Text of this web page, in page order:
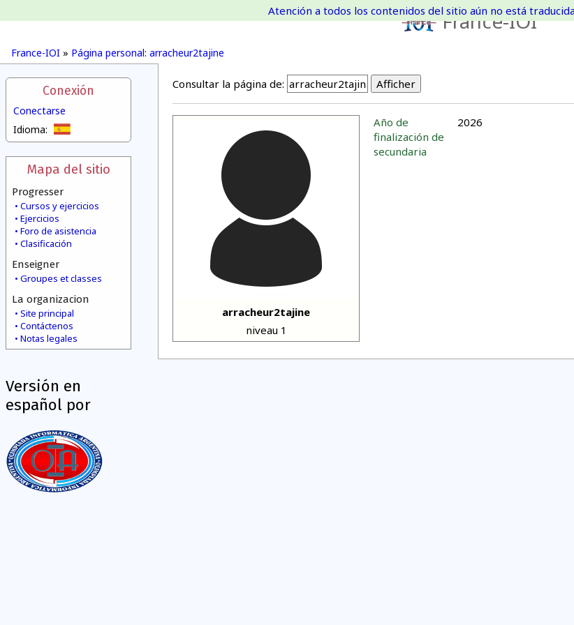
France-IOI
France-IOI » Página personal: arracheur2tajine
Atención a todos los contenidos del sitio aún no está
Conexión
Conectarse
Idioma:
Mapa del sitio
Progresser
Cursos y ejercicios
Ejercicios
Foro de asistencia
Clasificación
Enseigner
Groupes et classes
La organizacion
Site principal
Contáctenos
Notas legales
Versión en
español por
Consultar la página de:
arracheur2tajine
niveau 1
Año de
finalización de
secundaria
2026